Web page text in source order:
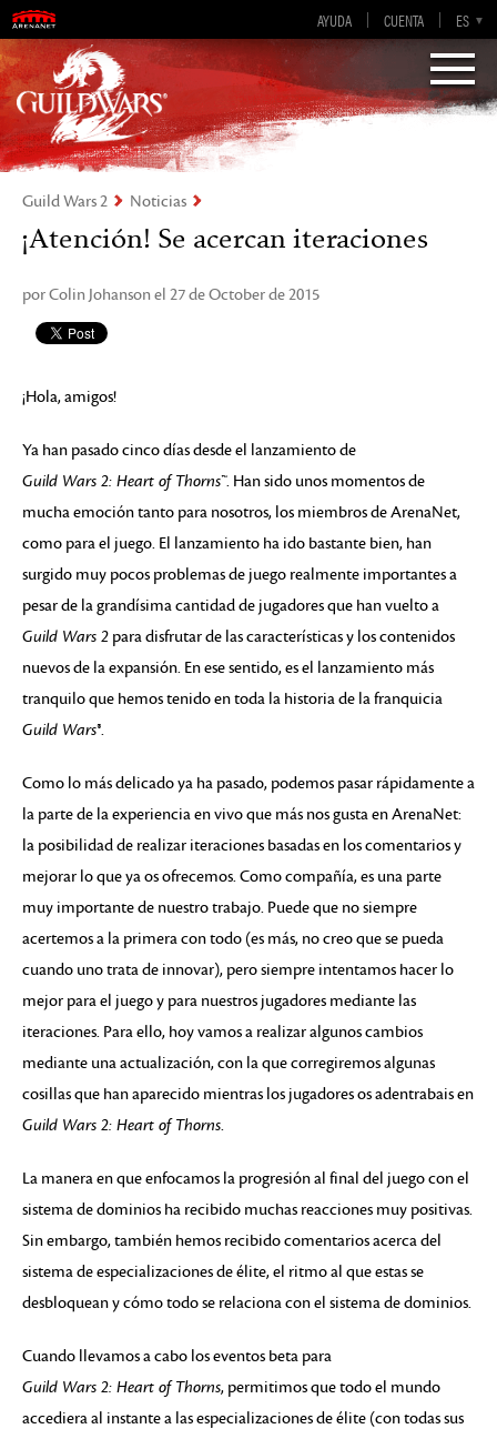
AYUDA CUENTA ES
EN
DE
FR
EN-GB
Visions of Eternity
Guild Wars 2
Guild Wars 2 Noticias
¡Atención! Se acercan iteraciones
por Colin Johanson el 27 de October de 2015
¡Hola, amigos!
Ya han pasado cinco días desde el lanzamiento de
Guild Wars 2: Heart of Thorns™. Han sido unos momentos de
mucha emoción tanto para nosotros, los miembros de ArenaNet,
como para el juego. El lanzamiento ha ido bastante bien, han
surgido muy pocos problemas de juego realmente importantes a
pesar de la grandísima cantidad de jugadores que han vuelto a
Guild Wars 2 para disfrutar de las características y los contenidos
nuevos de la expansión. En ese sentido, es el lanzamiento más
tranquilo que hemos tenido en toda la historia de la franquicia
Guild Wars®.
Como lo más delicado ya ha pasado, podemos pasar rápidamente a
la parte de la experiencia en vivo que más nos gusta en ArenaNet:
la posibilidad de realizar iteraciones basadas en los comentarios y
mejorar lo que ya os ofrecemos. Como compañía, es una parte
muy importante de nuestro trabajo. Puede que no siempre
acertemos a la primera con todo (es más, no creo que se pueda
cuando uno trata de innovar), pero siempre intentamos hacer lo
mejor para el juego y para nuestros jugadores mediante las
iteraciones. Para ello, hoy vamos a realizar algunos cambios
mediante una actualización, con la que corregiremos algunas
cosillas que han aparecido mientras los jugadores os adentrabais en
Guild Wars 2: Heart of Thorns.
La manera en que enfocamos la progresión al final del juego con el
sistema de dominios ha recibido muchas reacciones muy positivas.
Sin embargo, también hemos recibido comentarios acerca del
sistema de especializaciones de élite, el ritmo al que estas se
desbloquean y cómo todo se relaciona con el sistema de dominios.
Cuando llevamos a cabo los eventos beta para
Guild Wars 2: Heart of Thorns, permitimos que todo el mundo
accediera al instante a las especializaciones de élite (con todas sus